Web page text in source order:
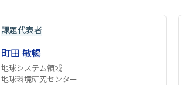
課題代表者
町田 敏暢
地球システム領域
地球環境研究センター